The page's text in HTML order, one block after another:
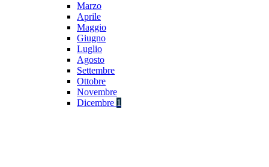
Marzo
Aprile
Maggio
Giugno
Luglio
Agosto
Settembre
Ottobre
Novembre
Dicembre 1